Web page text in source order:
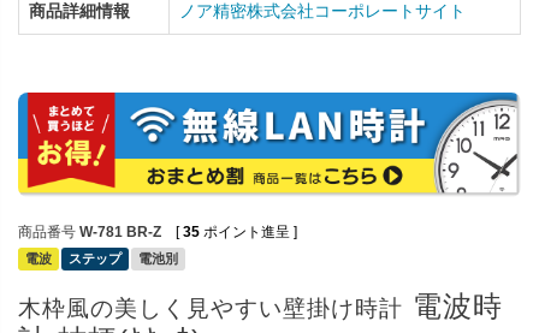
商品詳細情報 ノア精密株式会社コーポレートサイト
商品番号 W-781 BR-Z [ 35 ポイント進呈 ]
電波 ステップ 電池別
木枠風の美しく見やすい壁掛け時計 電波時